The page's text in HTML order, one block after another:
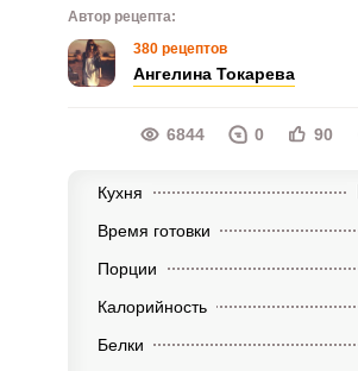
Автор рецепта:
380 рецептов
Ангелина Токарева
6844 0 90
Кухня
Время готовки
Порции
Калорийность
Белки